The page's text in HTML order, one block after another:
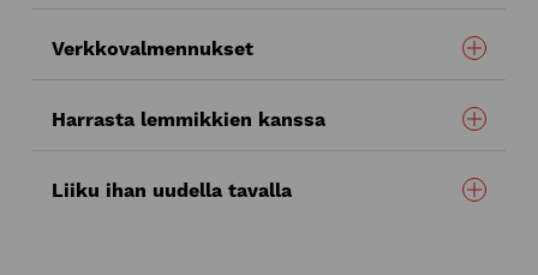
joogaan
BodyPump-ryhmään? Vai onko kenties
-padelia
sulkapallomailan
Verkkovalmennukset
Harrasta lemmikkien kanssa
Liiku ihan uudella tavalla